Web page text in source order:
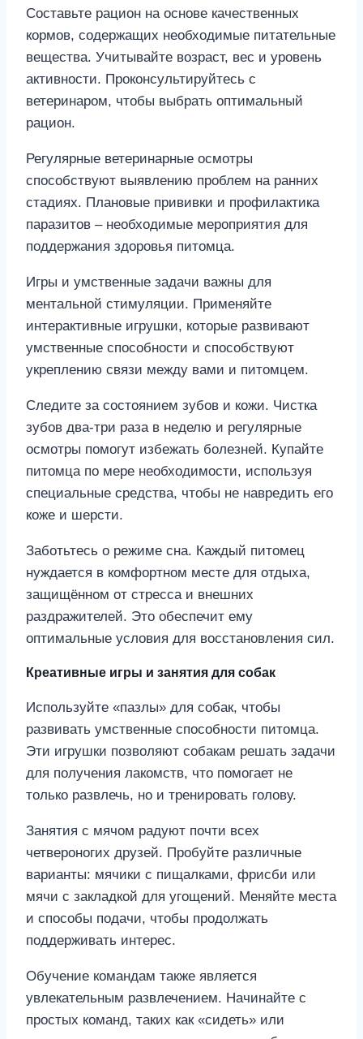
Составьте рацион на основе качественных
кормов, содержащих необходимые питательные
вещества. Учитывайте возраст, вес и уровень
активности. Проконсультируйтесь с
ветеринаром, чтобы выбрать оптимальный
рацион.
Регулярные ветеринарные осмотры
способствуют выявлению проблем на ранних
стадиях. Плановые прививки и профилактика
паразитов – необходимые мероприятия для
поддержания здоровья питомца.
Игры и умственные задачи важны для
ментальной стимуляции. Применяйте
интерактивные игрушки, которые развивают
умственные способности и способствуют
укреплению связи между вами и питомцем.
Следите за состоянием зубов и кожи. Чистка
зубов два-три раза в неделю и регулярные
осмотры помогут избежать болезней. Купайте
питомца по мере необходимости, используя
специальные средства, чтобы не навредить его
коже и шерсти.
Заботьтесь о режиме сна. Каждый питомец
нуждается в комфортном месте для отдыха,
защищённом от стресса и внешних
раздражителей. Это обеспечит ему
оптимальные условия для восстановления сил.
Креативные игры и занятия для собак
Используйте «пазлы» для собак, чтобы
развивать умственные способности питомца.
Эти игрушки позволяют собакам решать задачи
для получения лакомств, что помогает не
только развлечь, но и тренировать голову.
Занятия с мячом радуют почти всех
четвероногих друзей. Пробуйте различные
варианты: мячики с пищалками, фрисби или
мячи с закладкой для угощений. Меняйте места
и способы подачи, чтобы продолжать
поддерживать интерес.
Обучение командам также является
увлекательным развлечением. Начинайте с
простых команд, таких как «сидеть» или